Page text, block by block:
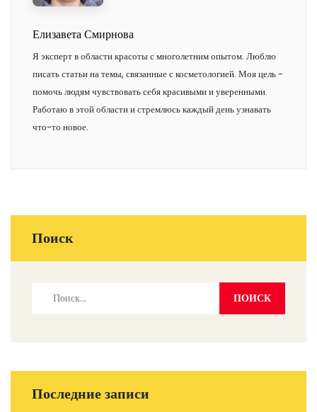
Елизавета Смирнова
Я эксперт в области красоты с многолетним опытом. Люблю
писать статьи на темы, связанные с косметологией. Моя цель -
помочь людям чувствовать себя красивыми и уверенными.
Работаю в этой области и стремлюсь каждый день узнавать
что-то новое.
Поиск
Последние записи